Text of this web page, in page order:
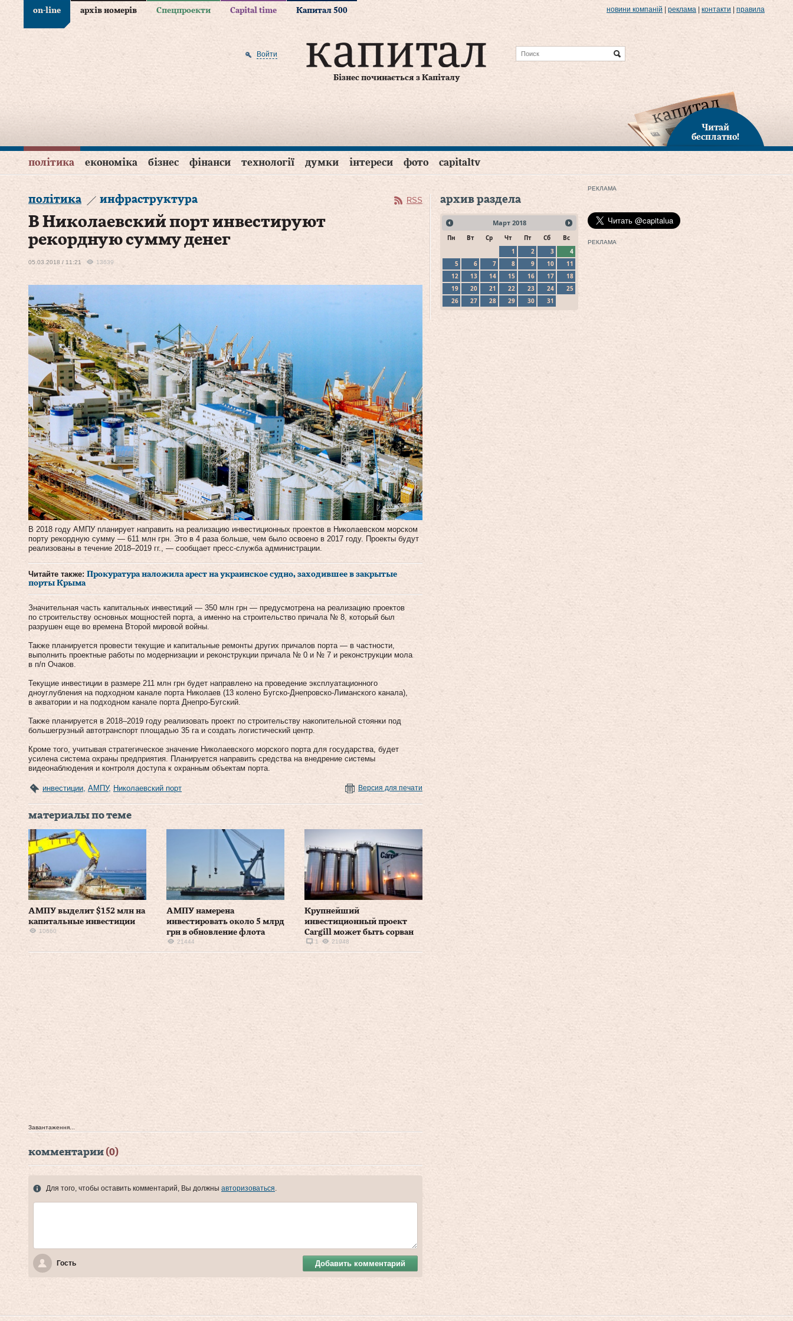
on-line архів номерів Спецпроекти Capital time Капитал 500 новини компаній реклама контакти правила
Бізнес починається з Капіталу
Войти
Читай
бесплатно!
політика економіка бізнес фінанси технології думки інтереси фото capitaltv
політика инфраструктура RSS
В Николаевский порт инвестируют
рекордную сумму денег
05.03.2018 / 11:21 13639
В 2018 году АМПУ планирует направить на реализацию инвестиционных проектов в Николаевском морском
порту рекордную сумму — 611 млн грн. Это в 4 раза больше, чем было освоено в 2017 году. Проекты будут
реализованы в течение 2018–2019 гг., — сообщает пресс-служба администрации.
Читайте также: Прокуратура наложила арест на украинское судно, заходившее в закрытые
порты Крыма
Значительная часть капитальных инвестиций — 350 млн грн — предусмотрена на реализацию проектов
по строительству основных мощностей порта, а именно на строительство причала № 8, который был
разрушен еще во времена Второй мировой войны.
Также планируется провести текущие и капитальные ремонты других причалов порта — в частности,
выполнить проектные работы по модернизации и реконструкции причала № 0 и № 7 и реконструкции мола
в п/п Очаков.
Текущие инвестиции в размере 211 млн грн будет направлено на проведение эксплуатационного
дноуглубления на подходном канале порта Николаев (13 колено Бугско-Днепровско-Лиманского канала),
в акватории и на подходном канале порта Днепро-Бугский.
Также планируется в 2018–2019 году реализовать проект по строительству накопительной стоянки под
большегрузный автотранспорт площадью 35 га и создать логистический центр.
Кроме того, учитывая стратегическое значение Николаевского морского порта для государства, будет
усилена система охраны предприятия. Планируется направить средства на внедрение системы
видеонаблюдения и контроля доступа к охранным объектам порта.
инвестиции АМПУ, Николаевский порт Версия для печати
материалы по теме
АМПУ выделит $152 млн на
капитальные инвестиции
10660
АМПУ намерена
инвестировать около 5 млрд
грн в обновление флота
21444
Крупнейший
инвестиционный проект
Cargill может быть сорван
1 21948
Завантаження...
комментарии (0)
Для того, чтобы оставить комментарий, Вы должны авторизоваться
Гость Добавить комментарий
архив раздела
Март 2018
Пн Вт Ср Чт Пт Сб
Вс
1
2 3
4
5
6 7 8 9 10
11
12
13 14 15 16 17
18
19
20 21 22 23 24
25
26
27 28 29 30 31
РЕКЛАМА
РЕКЛАМА